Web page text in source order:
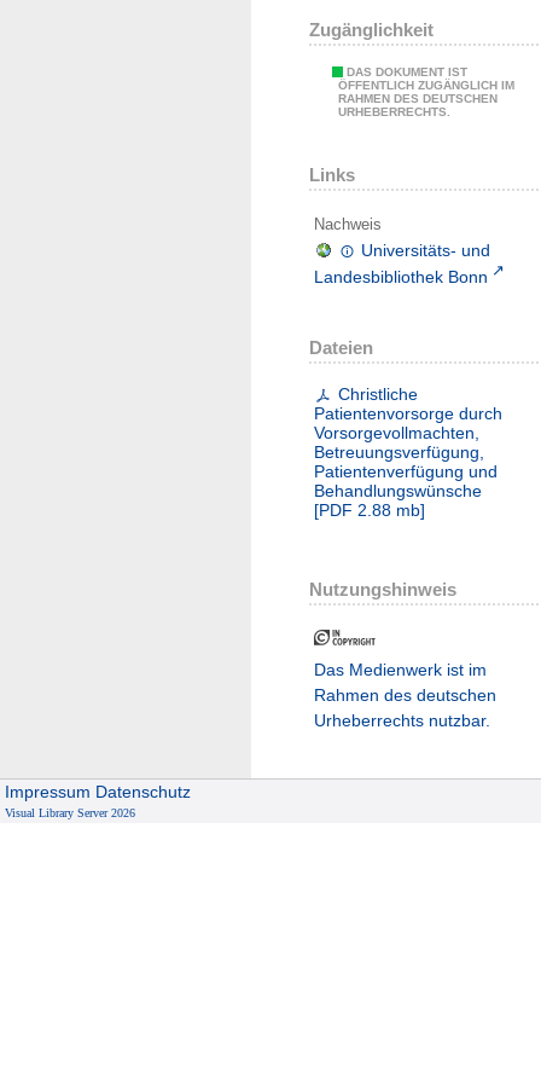
Zugänglichkeit
DAS DOKUMENT IST
ÖFFENTLICH ZUGÄNGLICH IM
RAHMEN DES DEUTSCHEN
URHEBERRECHTS.
Links
Nachweis
Universitäts- und
Landesbibliothek Bonn
Dateien
Christliche
Patientenvorsorge durch
Vorsorgevollmachten,
Betreuungsverfügung,
Patientenverfügung und
Behandlungswünsche
[PDF 2.88 mb]
Nutzungshinweis
Das Medienwerk ist im
Rahmen des deutschen
Urheberrechts nutzbar.
Impressum Datenschutz
Visual Library Server 2026